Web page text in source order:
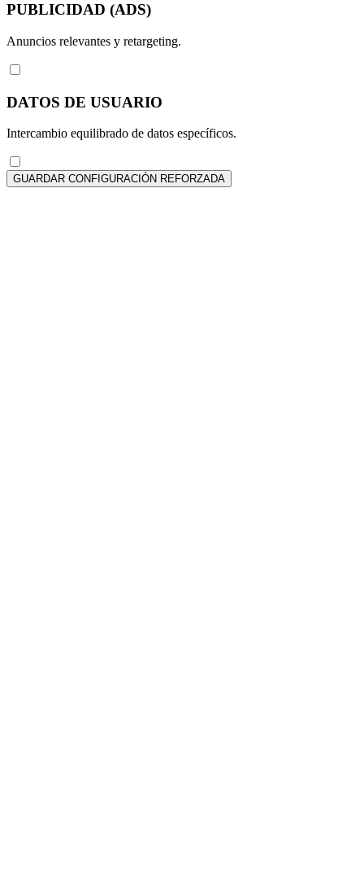
PUBLICIDAD (ADS)
Anuncios relevantes y retargeting.
DATOS DE USUARIO
Intercambio equilibrado de datos específicos.
GUARDAR CONFIGURACIÓN REFORZADA